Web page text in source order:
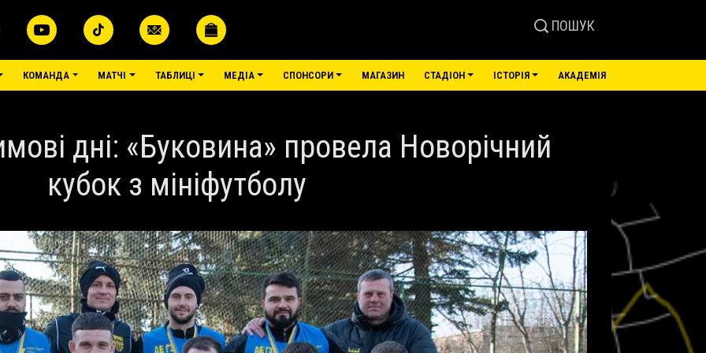
ПОШУК
КОМАНДА МАТЧІ ТАБЛИЦІ МЕДІА СПОНСОРИ МАГАЗИН СТАДІОН ІСТОРІЯ АКАДЕМІЯ
дні: «Буковина» провела Новорічний
кубок з мініфутболу